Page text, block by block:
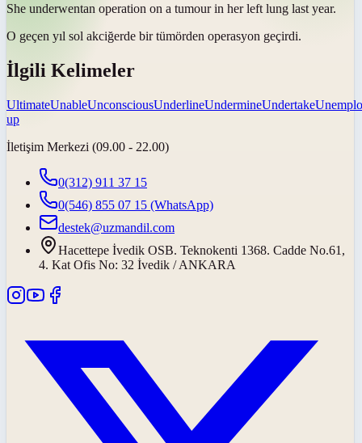
She underwentan operation on a tumour in her left lung last year.
O geçen yıl sol akciğerde bir tümörden operasyon geçirdi.
İlgili Kelimeler
UltimateUnableUnconsciousUnderlineUndermineUndertake
up
İletişim Merkezi (09.00 - 22.00)
0(312) 911 37 15
0(546) 855 07 15 (WhatsApp)
destek@uzmandil.com
Hacettepe İvedik OSB. Teknokenti 1368. Cadde No.61,
4. Kat Ofis No: 32 İvedik / ANKARA